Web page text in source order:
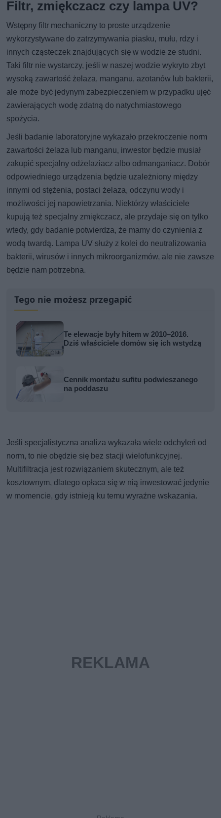
Filtr, zmiękczacz czy lampa UV?
Wstępny filtr mechaniczny to proste urządzenie
wykorzystywane do zatrzymywania piasku, mułu, rdzy i
innych cząsteczek znajdujących się w wodzie ze studni.
Taki filtr nie wystarczy, jeśli w naszej wodzie wykryto zbyt
wysoką zawartość żelaza, manganu, azotanów lub bakterii,
ale może być jedynym zabezpieczeniem w przypadku ujęć
zawierających wodę zdatną do natychmiastowego
spożycia.
Jeśli badanie laboratoryjne wykazało przekroczenie norm
zawartości żelaza lub manganu, inwestor będzie musiał
zakupić specjalny odżelaziacz albo odmanganiacz. Dobór
odpowiedniego urządzenia będzie uzależniony między
innymi od stężenia, postaci żelaza, odczynu wody i
możliwości jej napowietrzania. Niektórzy właściciele
kupują też specjalny zmiękczacz, ale przydaje się on tylko
wtedy, gdy badanie potwierdza, że mamy do czynienia z
wodą twardą. Lampa UV służy z kolei do neutralizowania
bakterii, wirusów i innych mikroorganizmów, ale nie zawsze
będzie nam potrzebna.
Tego nie możesz przegapić
Te elewacje były hitem w 2010–2016.
Dziś właściciele domów się ich wstydzą
Cennik montażu sufitu podwieszanego
na poddaszu
Jeśli specjalistyczna analiza wykazała wiele odchyleń od
norm, to nie obędzie się bez stacji wielofunkcyjnej.
Multifiltracja jest rozwiązaniem skutecznym, ale też
kosztownym, dlatego opłaca się w nią inwestować jedynie
w momencie, gdy istnieją ku temu wyraźne wskazania.